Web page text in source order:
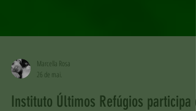
Marcella Rosa
26 de mai.